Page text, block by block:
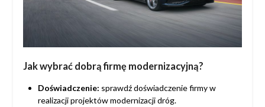
Jak wybrać dobrą firmę modernizacyjną?
Doświadczenie: sprawdź doświadczenie firmy w
realizacji projektów modernizacji dróg.